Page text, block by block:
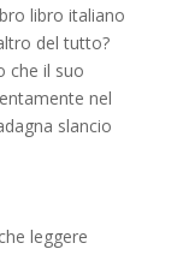
libro italiano
del tutto?
che il suo
nel
slancio
leggere